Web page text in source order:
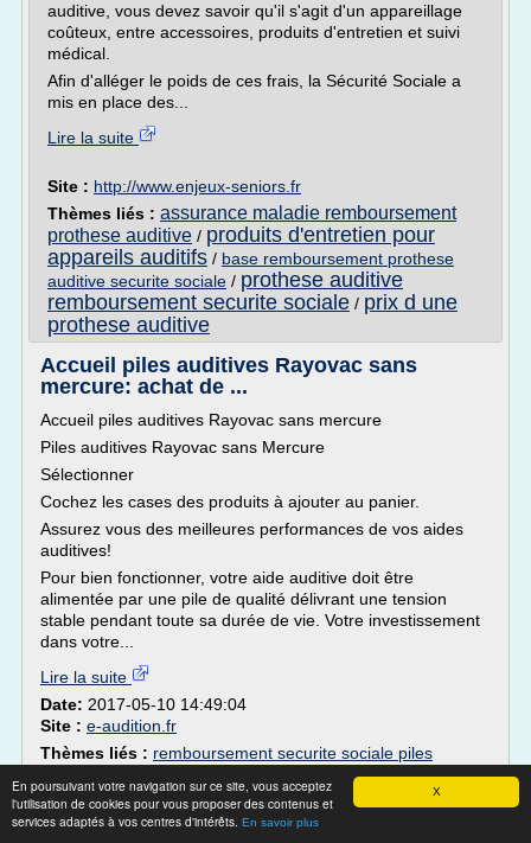
X
En poursuivant votre navigation sur ce site, vous acceptez
l'utilisation de cookies pour vous proposer des contenus et
services adaptés à vos centres d'intérêts. En savoir plus
auditive, vous devez savoir qu'il s'agit d'un appareillage
coûteux, entre accessoires, produits d'entretien et suivi
médical.
Afin d'alléger le poids de ces frais, la Sécurité Sociale a
mis en place des...
Lire la suite
Site : http://www.enjeux-seniors.fr
Thèmes liés : assurance maladie remboursement
prothese auditive / produits d'entretien pour
appareils auditifs / base remboursement prothese
auditive securite sociale / prothese auditive
remboursement securite sociale / prix d une
prothese auditive
Accueil piles auditives Rayovac sans
mercure: achat de ...
Accueil piles auditives Rayovac sans mercure
Piles auditives Rayovac sans Mercure
Sélectionner
Cochez les cases des produits à ajouter au panier.
Assurez vous des meilleures performances de vos aides
auditives!
Pour bien fonctionner, votre aide auditive doit être
alimentée par une pile de qualité délivrant une tension
stable pendant toute sa durée de vie. Votre investissement
dans votre...
Lire la suite
Date: 2017-05-10 14:49:04
Site : e-audition.fr
Thèmes liés : remboursement securite sociale piles
piles appareils auditifs 10/piles
appareils auditifs rayovac/accessoire appareil auditif
pile auditive/accessoire appareil auditif pile auditive 675